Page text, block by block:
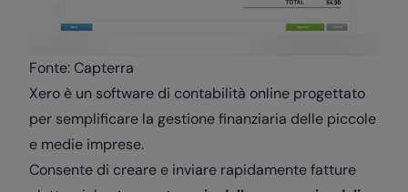
Fonte: Capterra
Xero è un software di contabilità online progettato
per semplificare la gestione finanziaria delle piccole
e medie imprese.
Consente di creare e inviare rapidamente fatture